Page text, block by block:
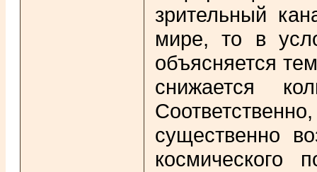
зрительный
мире, то в
объясняется
снижается
существенно
космического